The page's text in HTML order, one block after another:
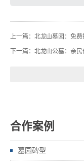
上一篇： 北龙山墓园：免费
下一篇： 北龙山公墓：亲
合作案例
墓园碑型